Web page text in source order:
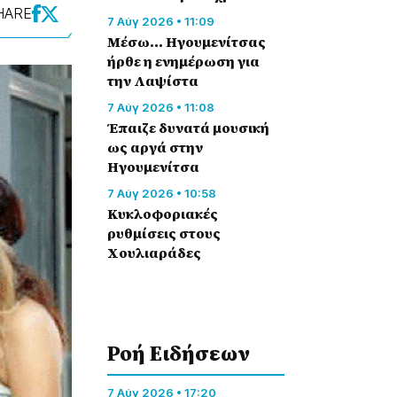
7 Αύγ 2026 • 11:09
Μέσω… Ηγουμενίτσας
ήρθε η ενημέρωση για
την Λαψίστα
7 Αύγ 2026 • 11:08
Έπαιζε δυνατά μουσική
ως αργά στην
Ηγουμενίτσα
7 Αύγ 2026 • 10:58
Κυκλοφοριακές
ρυθμίσεις στους
Χουλιαράδες
Ροή Eιδήσεων
7 Αύγ 2026 • 17:20